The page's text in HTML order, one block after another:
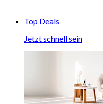
Top Deals
Jetzt schnell sein